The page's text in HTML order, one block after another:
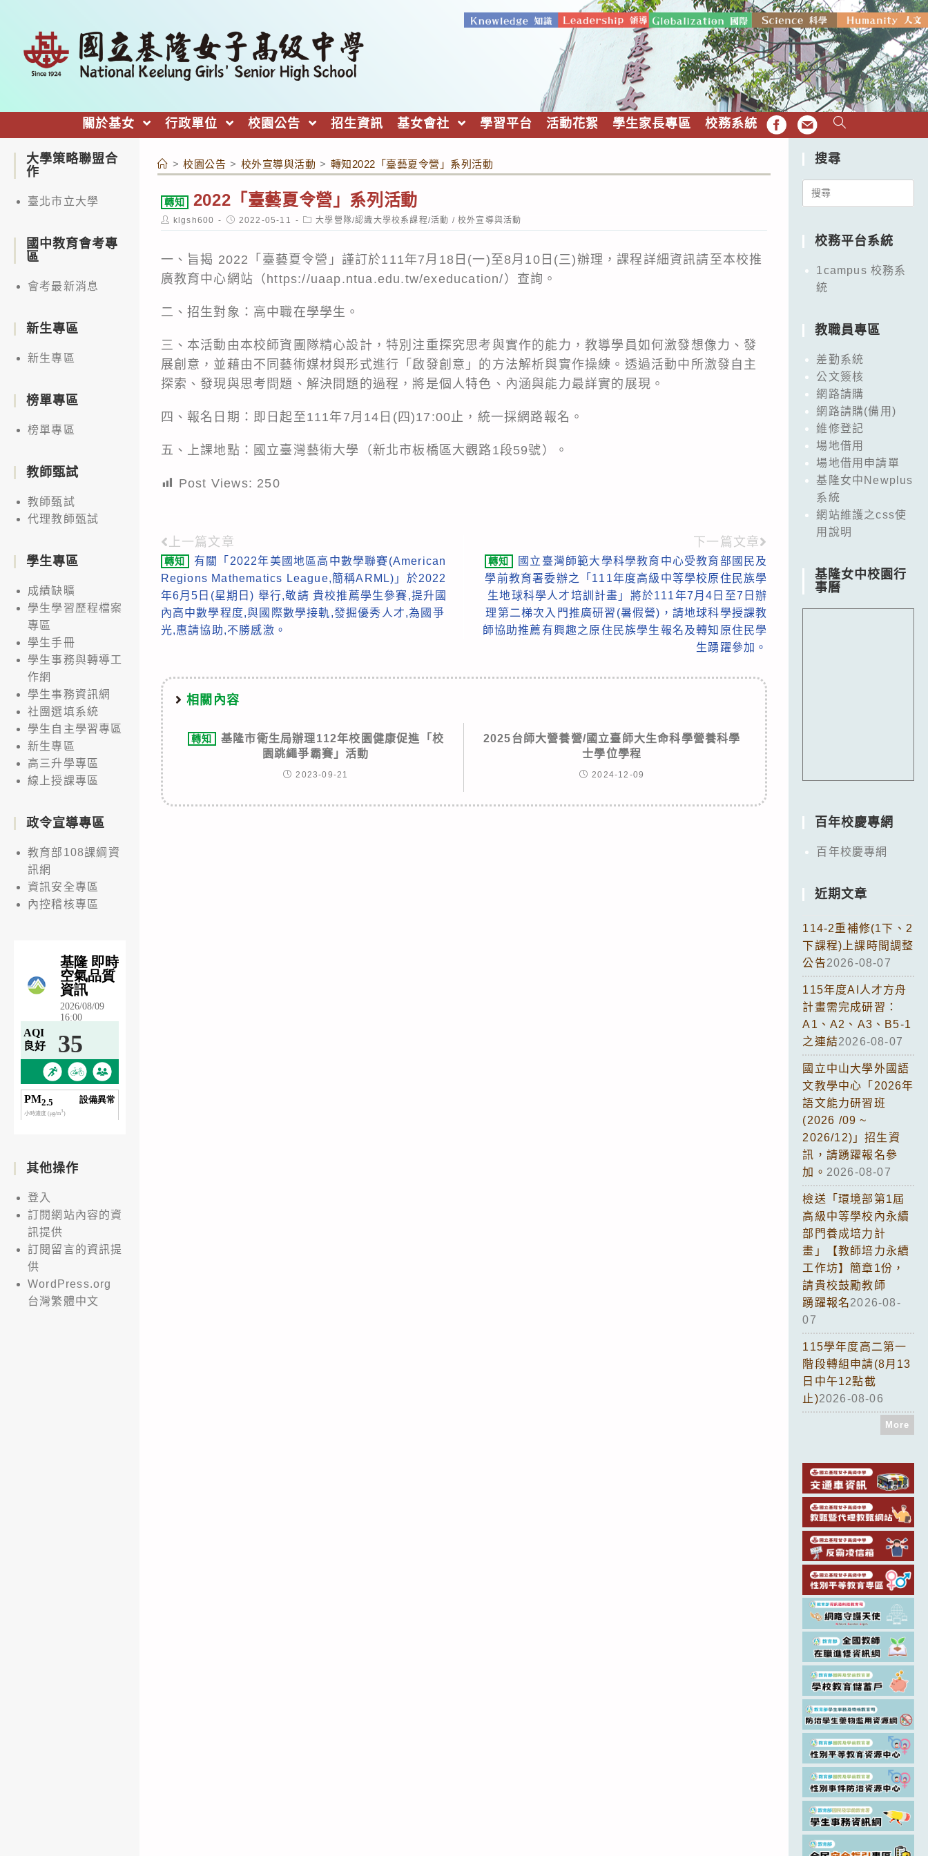
關於基女 行政單位 校園公告 招生資訊 基女會社 學習平台 活動花絮 學生家長專區 校務系統 FB EMAIL
> 校園公告 > 校外宣導與活動 > 轉知2022「臺藝夏令營」系列活動
轉知 2022「臺藝夏令營」系列活動
Post
author:
klgsh600
Post
published:
2022-05-11
Post
category:
大學營隊/認識大學校系課程/活動 / 校外宣導與活動
一、旨揭 2022「臺藝夏令營」謹訂於111年7月18日(一)至8月10日(三)辦理，課程詳細資訊請至本校推
廣教育中心網站（https://uaap.ntua.edu.tw/exeducation/）查詢。
二、招生對象：高中職在學學生。
三、本活動由本校師資團隊精心設計，特別注重探究思考與實作的能力，教導學員如何激發想像力、發
展創意，並藉由不同藝術媒材與形式進行「啟發創意」的方法解析與實作操練。透過活動中所激發自主
探索、發現與思考問題、解決問題的過程，將是個人特色、內涵與能力最詳實的展現。
四、報名日期：即日起至111年7月14日(四)17:00止，統一採網路報名。
五、上課地點：國立臺灣藝術大學（新北市板橋區大觀路1段59號）。
Post Views: 250
Read
more
articles
上一篇文章
轉知
有關「2022年美國地區高中數學聯賽(American
Regions Mathematics League,簡稱ARML)」於2022
年6月5日(星期日) 舉行,敬請 貴校推薦學生參賽,提升國
內高中數學程度,與國際數學接軌,發掘優秀人才,為國爭
光,惠請協助,不勝感激。
下一篇文章
轉知
國立臺灣師範大學科學教育中心受教育部國民及
學前教育署委辦之「111年度高級中等學校原住民族學
生地球科學人才培訓計畫」將於111年7月4日至7日辦
理第二梯次入門推廣研習(暑假營)，請地球科學授課教
師協助推薦有興趣之原住民族學生報名及轉知原住民學
生踴躍參加。
相關內容
轉知
基隆市衛生局辦理112年校園健康促進「校
園跳繩爭霸賽」活動
2023-09-21
2025台師大營養營/國立臺師大生命科學營養科學
士學位學程
2024-12-09
大學策略聯盟合
作
臺北市立大學
國中教育會考專
區
會考最新消息
新生專區
新生專區
榜單專區
榜單專區
教師甄試
教師甄試
代理教師甄試
學生專區
成績缺曠
學生學習歷程檔案
專區
學生手冊
學生事務與轉導工
作網
學生事務資訊網
社團選填系統
學生自主學習專區
新生專區
高三升學專區
線上授課專區
政令宣導專區
教育部108課綱資
訊網
資訊安全專區
內控稽核專區
其他操作
登入
訂閱網站內容的資
訊提供
訂閱留言的資訊提
供
WordPress.org
台灣繁體中文
搜尋
Search
校務平台系統
1campus 校務系
統
教職員專區
差勤系統
公文簽核
網路請購
網路請購(備用)
維修登記
場地借用
場地借用申請單
基隆女中Newplus
系統
網站維護之css使
用說明
基隆女中校園行
事曆
百年校慶專網
百年校慶專網
近期文章
114-2重補修(1下、2
下課程)上課時間調整
公告2026-08-07
115年度AI人才方舟
計畫需完成研習：
A1、A2、A3、B5-1
之連結2026-08-07
國立中山大學外國語
文教學中心「2026年
語文能力研習班
(2026 /09 ~
2026/12)」招生資
訊，請踴躍報名參
加。 2026-08-07
檢送「環境部第1屆
高級中等學校內永續
部門養成培力計
畫」【教師培力永續
工作坊】簡章1份，
請貴校鼓勵教師
踴躍報名2026-08-
07
115學年度高二第一
階段轉組申請(8月13
日中午12點截
止)2026-08-06
More